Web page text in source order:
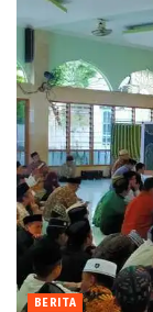
BERITA